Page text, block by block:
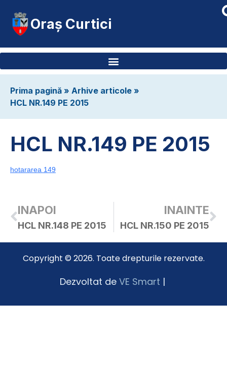
Oraș Curtici
Prima pagină » Arhive articole »
HCL NR.149 PE 2015
HCL NR.149 PE 2015
hotararea 149
INAPOI
HCL NR.148 PE 2015
INAINTE
HCL NR.150 PE 2015
Copyright © 2026. Toate drepturile rezervate.
Dezvoltat de VE Smart |